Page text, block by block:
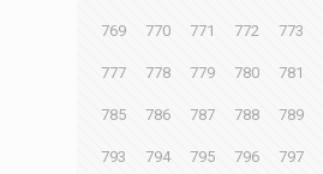
769 770 771 772 773
777 778 779 780 781
785 786 787 788 789
793 794 795 796 797